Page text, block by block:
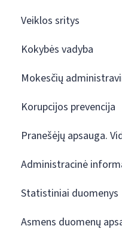
Veiklos sritys
Kokybės vadyba
Mokesčių
Korupcijos prevencija
Pranešėjų apsauga.
Administracinė
Statistiniai duomenys
Asmens duomenų